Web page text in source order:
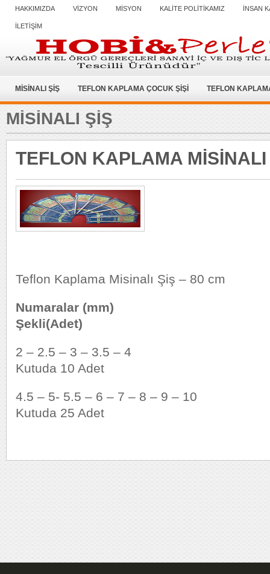
HAKKIMIZDA VİZYON MİSYON KALİTE POLİTİKAMIZ İNSAN
İLETİŞİM
MİSİNALI ŞİŞ TEFLON KAPLAMA ÇOCUK ŞİŞİ TEFLON
MISINALI ŞIŞ
TEFLON KAPLAMA MİSİNALI
Teflon Kaplama Misinalı Şiş – 80 cm
Numaralar (mm)
Şekli(Adet)
2 – 2.5 – 3 – 3.5
Kutuda 10 Adet
4.5 – 5- 5.5 – 6 – 7 – 8 –
Kutuda 25 Adet